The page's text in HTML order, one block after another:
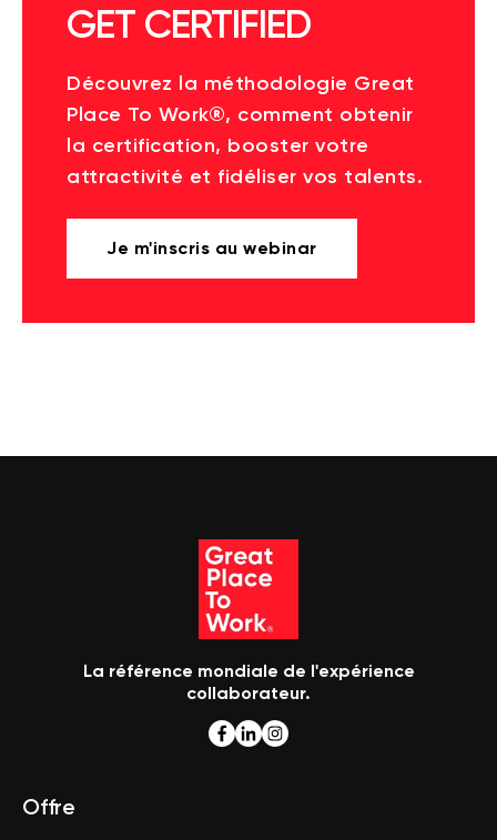
GET CERTIFIED
Découvrez la méthodologie Great
Place To Work®, comment obtenir
la certification, booster votre
attractivité et fidéliser vos talents.
Je m'inscris au webinar
La référence mondiale de l'expérience
collaborateur.
Offre